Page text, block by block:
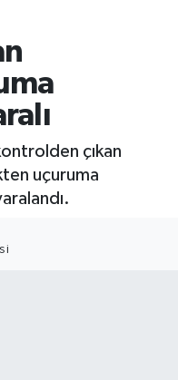
çıkan
uçuruma